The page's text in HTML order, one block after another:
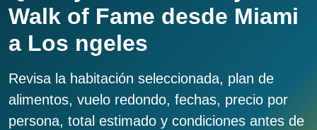
Walk of Fame desde Miami
a Los ngeles
Revisa la habitación seleccionada, plan de
alimentos, vuelo redondo, fechas, precio por
persona, total estimado y condiciones antes de